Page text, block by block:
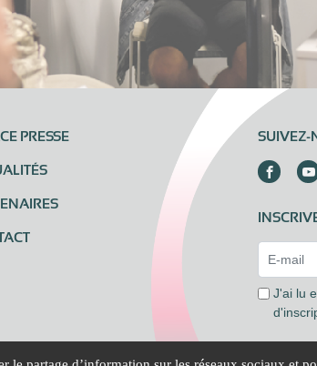
PRESSE SUIVEZ-
J'ai lu